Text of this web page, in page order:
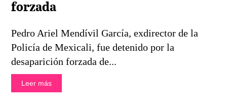
forzada
Pedro Ariel Mendívil García, exdirector de la
Policía de Mexicali, fue detenido por la
desaparición forzada de...
Leer más